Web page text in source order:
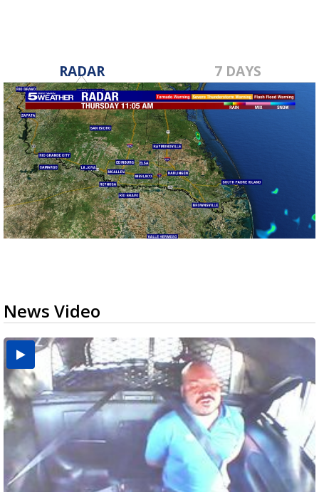
RADAR 7 DAYS
News Video